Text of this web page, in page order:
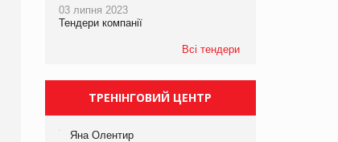
виробництва
компанії «УкраМарин»
03 липня 2023
Тендери компанії
Всі тендери
ТРЕНІНГОВИЙ ЦЕНТР
Яна Олентир